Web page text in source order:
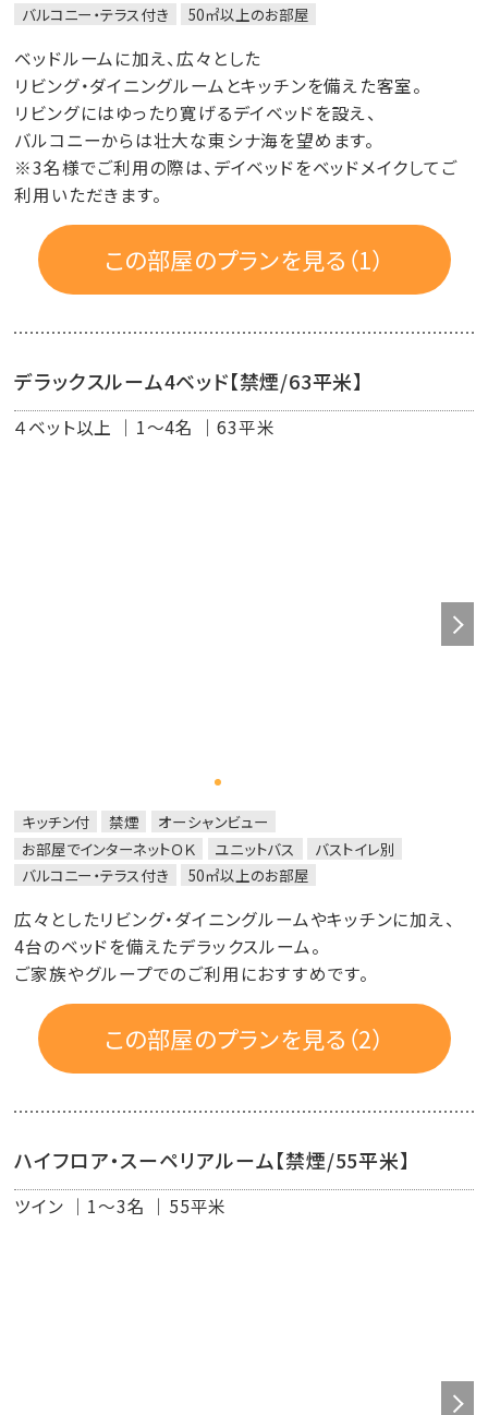
バルコニー・テラス付き
50㎡以上のお部屋
ベッドルームに加え、広々とした
リビング・ダイニングルームとキッチンを備えた客室。
リビングにはゆったり寛げるデイベッドを設え、
バルコニーからは壮大な東シナ海を望めます。
※3名様でご利用の際は、デイベッドをベッドメイクしてご
利用いただきます。
この部屋のプランを見る（1）
デラックスルーム4ベッド【禁煙/63平米】
４ベット以上 1～4名 63平米
キッチン付 禁煙
オーシャンビュー
お部屋でインターネットＯＫ
ユニットバス
バストイレ別
バルコニー・テラス付き
50㎡以上のお部屋
広々としたリビング・ダイニングルームやキッチンに加え、
4台のベッドを備えたデラックスルーム。
ご家族やグループでのご利用におすすめです。
この部屋のプランを見る（2）
ハイフロア・スーペリアルーム【禁煙/55平米】
ツイン 1～3名 55平米